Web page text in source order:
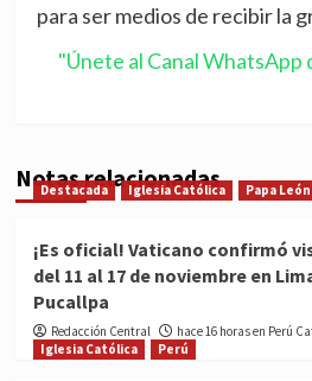
para ser medios de recibir la
"Únete al Canal WhatsApp
Notas relacionadas
Destacada Iglesia Católica Papa
¡Es oficial! Vaticano confirmó
del 11 al 17 de noviembre en
Pucallpa
Redacción Central
hace 16 horas en Perú
Iglesia Católica
Perú